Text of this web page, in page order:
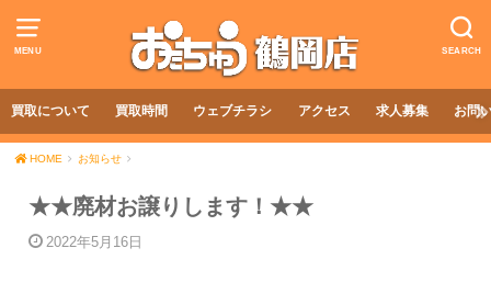
MENU SEARCH
買取について 買取時間 ウェブチラシ アクセス 求人募集 お問
HOME お知らせ
★★廃材お譲りします！★★
2022年5月16日